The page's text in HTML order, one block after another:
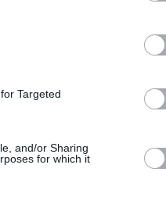
Targeted
and/or Sharing
for which it
τέλος του
4
άμεσα και